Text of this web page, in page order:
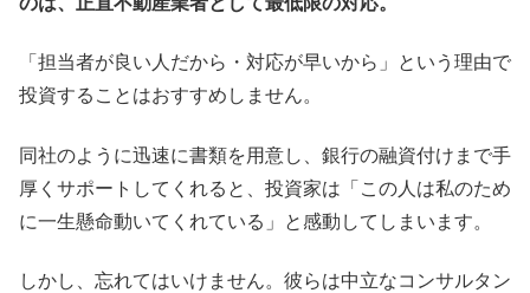
「担当者が良い人だから・対応が早いから」という理由で
投資することはおすすめしません。
同社のように迅速に書類を用意し、銀行の融資付けまで手
厚くサポートしてくれると、投資家は「この人は私のため
に一生懸命動いてくれている」と感動してしまいます。
しかし、忘れてはいけません。彼らは中立なコンサルタン